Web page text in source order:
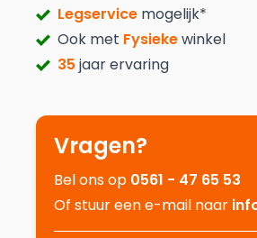
Legservice mogelijk*
Ook met Fysiekewinkel
35 jaar ervaring
Vragen?
Bel ons op 0561 - 47 65 53
Of stuur een e-mail naar